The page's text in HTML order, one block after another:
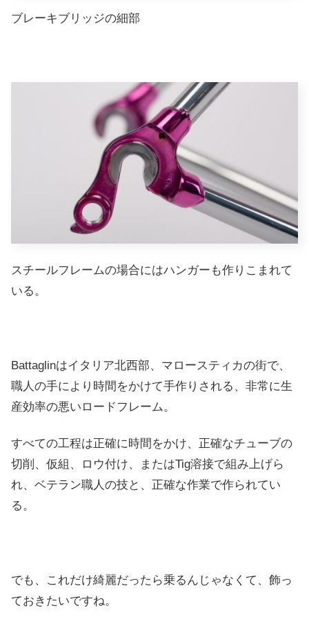
ブレーキブリッジの細部
スチールフレームの場合にはハンガーも作りこまれて
いる。
Battaglinはイタリア北西部、マロースティカの街で、
職人の手により時間をかけて手作りされる、非常に生
産効率の悪いロードフレーム。
すべての工程は正確に時間をかけ、正確なチューブの
切削、仮組、ロウ付け、またはTig溶接で組み上げら
れ、ベテラン職人の技と、正確な作業で作られてい
る。
でも、これだけ綺麗だったら乗るんじゃなくて、飾っ
ておきたいですね。